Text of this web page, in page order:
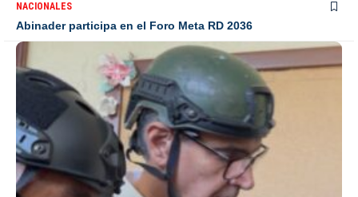
NACIONALES
Abinader participa en el Foro Meta RD 2036